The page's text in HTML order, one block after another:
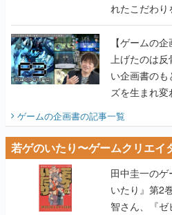
れたこだわり
画書】
【ゲームの
上げたのは
い企画書のも
ズを生まれ
ビュー】
ゲームの企画書の記事一覧
若ゲのいたり〜ゲームクリエイ
田中圭一の
いたり』第2
智さん、『